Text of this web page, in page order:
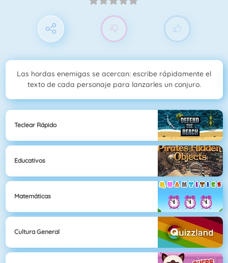
Las hordas enemigas se acercan: escribe rápidamente el
texto de cada personaje para lanzarles un conjuro.
Teclear Rápido
Educativos
Matemáticas
Cultura General